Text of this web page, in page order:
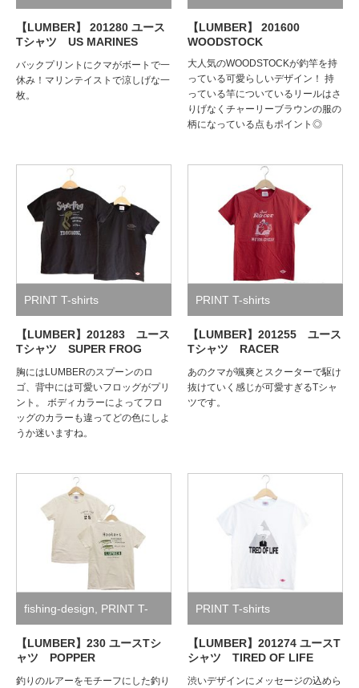
【LUMBER】 201280 ユース
Tシャツ US MARINES
バックプリントにクマがボートで一
休み！マリンテイストで涼しげな一
枚。
【LUMBER】 201600
WOODSTOCK
大人気のWOODSTOCKが釣竿を持
っている可愛らしいデザイン！ 持
っている竿についているリールはさ
りげなくチャーリーブラウンの服の
柄になっている点もポイント◎
PRINT T-shirts
【LUMBER】201283 ユース
Tシャツ SUPER FROG
胸にはLUMBERのスプーンのロ
ゴ、背中には可愛いフロッグがプリ
ント。 ボディカラーによってフロ
ッグのカラーも違ってどの色にしよ
うか迷いますね。
PRINT T-shirts
【LUMBER】201255 ユース
Tシャツ RACER
あのクマが颯爽とスクーターで駆け
抜けていく感じが可愛すぎるTシャ
ツです。
fishing-design PRINT T-
shirts
【LUMBER】230 ユースTシ
ャツ POPPER
釣りのルアーをモチーフにした釣り
PRINT T-shirts
【LUMBER】201274 ユースT
シャツ TIRED OF LIFE
渋いデザインにメッセージの込めら